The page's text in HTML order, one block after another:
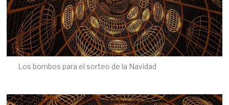
Los bombos para el sorteo de la Navidad